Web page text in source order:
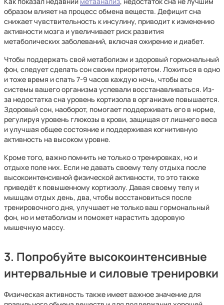
образом влияет на процесс обмена веществ. Дефицит сна
снижает чувствительность к инсулину, приводит к изменению
активности мозга и увеличивает риск развития
метаболических заболеваний, включая ожирение и диабет.
Чтобы поддержать свой метаболизм и здоровый гормональный
фон, следует сделать сон своим приоритетом. Ложиться в одно
и тоже время и спать 7-9 часов каждую ночь, чтобы все
системы вашего организма успевали восстанавливаться. Из-
за недостатка сна уровень кортизола в организме повышается.
Здоровый сон, наоборот, помогает поддерживать его в норме,
регулируя уровень глюкозы в крови, защищая от лишнего веса
и улучшая общее состояние и поддерживая когнитивную
активность на высоком уровне.
Кроме того, важно помнить не только о тренировках, но и
отдыхе поле них. Если не давать своему телу отдыха после
высокоинтенсивной физической активности, то это также
приведёт к повышенному кортизолу. Давая своему телу и
мышцам отдых день, два, чтобы восстановиться после
тренировочного дня, улучшает не только ваш гормональный
фон, но и метаболизм и поможет нарастить здоровую
мышечную массу.
3. Попробуйте высокоинтенсивные
интервальные и силовые тренировки
Физическая активность также имеет важное значение для